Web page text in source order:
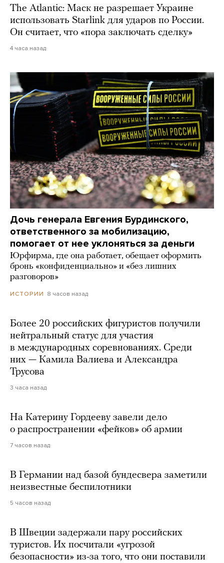
The Atlantic: Маск не разрешает Украине
использовать Starlink для ударов по России.
Он считает, что «пора заключать сделку»
4 часа назад
Дочь генерала Евгения Бурдинского,
ответственного за мобилизацию,
помогает от нее уклоняться за деньги
Юрфирма, где она работает, обещает оформить
бронь «конфиденциально» и «без лишних
разговоров»
ИСТОРИИ 8 часов назад
Более 20 российских фигуристов получили
нейтральный статус для участия
в международных соревнованиях. Среди
них — Камила Валиева и Александра
Трусова
3 часа назад
На Катерину Гордееву завели дело
о распространении «фейков» об армии
7 часов назад
В Германии над базой бундесвера заметили
неизвестные беспилотники
5 часов назад
В Швеции задержали пару российских
туристов. Их посчитали «угрозой
безопасности» из-за того, что они поставили